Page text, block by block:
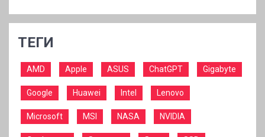
ТЕГИ
AMD Apple ASUS ChatGPT Gigabyte
Google Huawei Intel Lenovo
Microsoft MSI NASA NVIDIA